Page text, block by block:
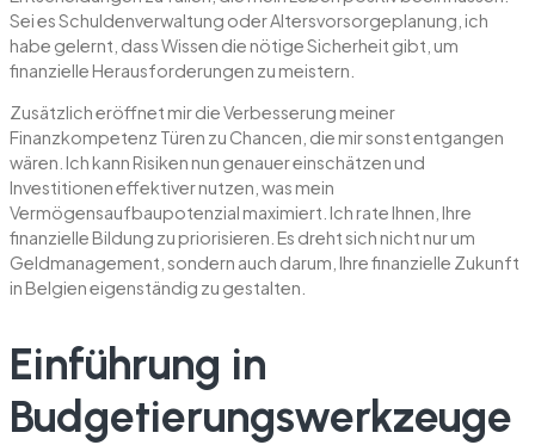
Sei es Schuldenverwaltung oder Altersvorsorgeplanung, ich
habe gelernt, dass Wissen die nötige Sicherheit gibt, um
finanzielle Herausforderungen zu meistern.
Zusätzlich eröffnet mir die Verbesserung meiner
Finanzkompetenz Türen zu Chancen, die mir sonst entgangen
wären. Ich kann Risiken nun genauer einschätzen und
Investitionen effektiver nutzen, was mein
Vermögensaufbaupotenzial maximiert. Ich rate Ihnen, Ihre
finanzielle Bildung zu priorisieren. Es dreht sich nicht nur um
Geldmanagement, sondern auch darum, Ihre finanzielle Zukunft
in Belgien eigenständig zu gestalten.
Einführung in
Budgetierungswerkzeuge